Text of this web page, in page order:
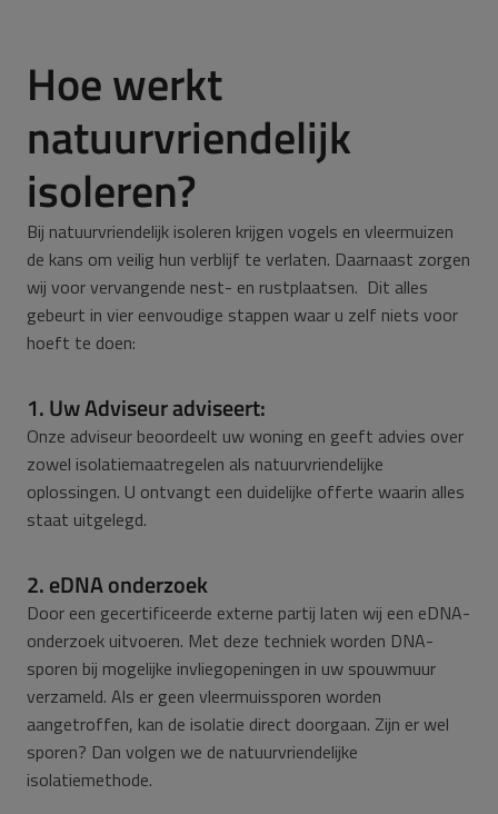
Hoe werkt
natuurvriendelijk
isoleren?
Bij natuurvriendelijk isoleren krijgen vogels en vleermuizen
de kans om veilig hun verblijf te verlaten. Daarnaast zorgen
wij voor vervangende nest- en rustplaatsen. Dit alles
gebeurt in vier eenvoudige stappen waar u zelf niets voor
hoeft te doen:
1. Uw Adviseur adviseert:
Onze adviseur beoordeelt uw woning en geeft advies over
zowel isolatiemaatregelen als natuurvriendelijke
oplossingen. U ontvangt een duidelijke offerte waarin alles
staat uitgelegd.
2. eDNA onderzoek
Door een gecertificeerde externe partij laten wij een eDNA-
onderzoek uitvoeren. Met deze techniek worden DNA-
sporen bij mogelijke invliegopeningen in uw spouwmuur
verzameld. Als er geen vleermuissporen worden
aangetroffen, kan de isolatie direct doorgaan. Zijn er wel
sporen? Dan volgen we de natuurvriendelijke
isolatiemethode.